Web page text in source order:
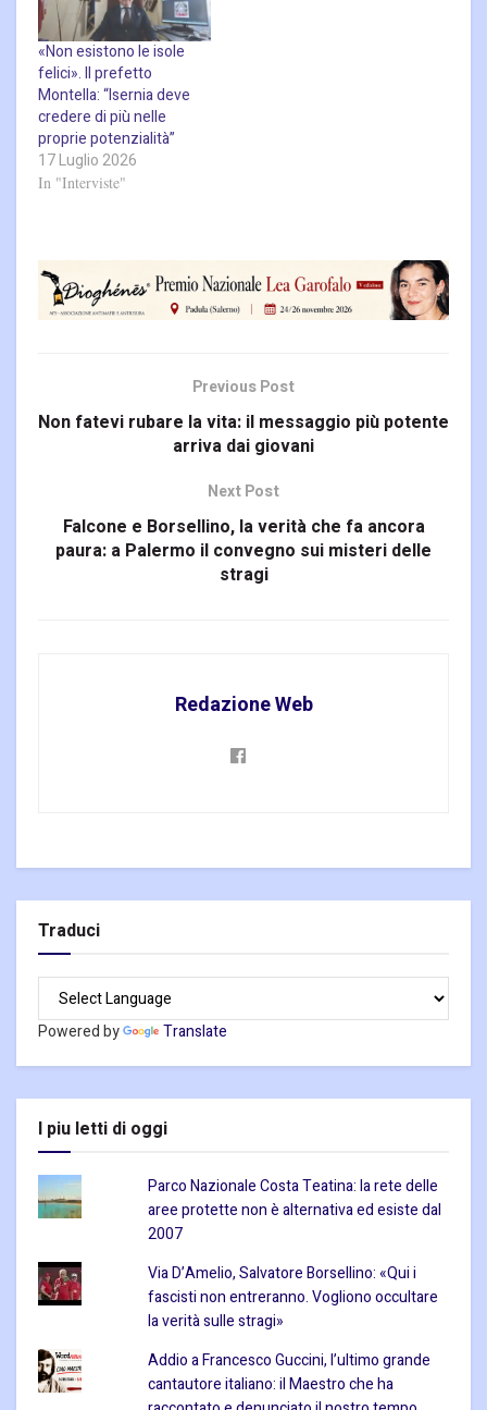
«Non esistono le isole
felici». Il prefetto
Montella: “Isernia deve
credere di più nelle
proprie potenzialità”
17 Luglio 2026
In "Interviste"
Previous Post
Non fatevi rubare la vita: il messaggio più potente
arriva dai giovani
Next Post
Falcone e Borsellino, la verità che fa ancora
paura: a Palermo il convegno sui misteri delle
stragi
Redazione Web
Traduci
Powered by Translate
I piu letti di oggi
Parco Nazionale Costa Teatina: la rete delle
aree protette non è alternativa ed esiste dal
2007
Via D’Amelio, Salvatore Borsellino: «Qui i
fascisti non entreranno. Vogliono occultare
la verità sulle stragi»
Addio a Francesco Guccini, l’ultimo grande
cantautore italiano: il Maestro che ha